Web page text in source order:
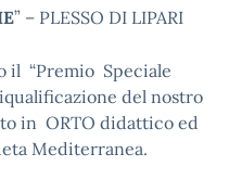
” – PLESSO DI LIPARI
il “Premio Speciale
del nostro
in ORTO didattico ed
Mediterranea.